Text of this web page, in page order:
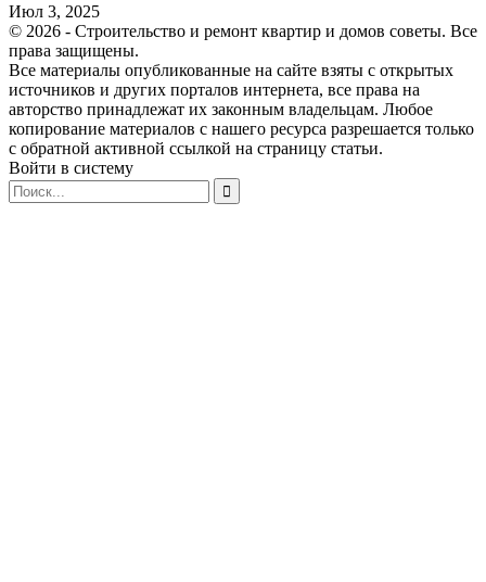
Июл 3, 2025
© 2026 - Строительство и ремонт квартир и домов советы. Все
права защищены.
Все материалы опубликованные на сайте взяты с открытых
источников и других порталов интернета, все права на
авторство принадлежат их законным владельцам. Любое
копирование материалов с нашего ресурса разрешается только
с обратной активной ссылкой на страницу статьи.
Войти в систему